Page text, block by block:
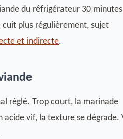
du réfrigérateur 30
plus régulièrement, sujet
et indirecte.
réglé. Trop court, la marinade
acide vif, la texture se dégrade.